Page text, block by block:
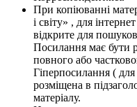
При копіюванні
і світу» , для
відкрите для
Посилання має бути
повного або
Гіперпосилання (
розміщена в
матеріалу.